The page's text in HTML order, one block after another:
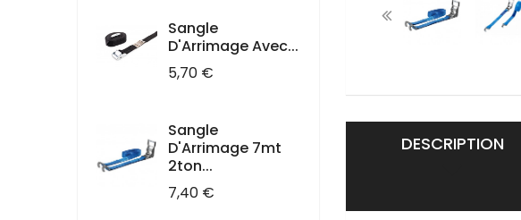
Sangle
D'Arrimage Avec...
Prix
5,70 €
Sangle
D'Arrimage 7mt
2ton...
Prix
7,40 €
DESCRIPTION